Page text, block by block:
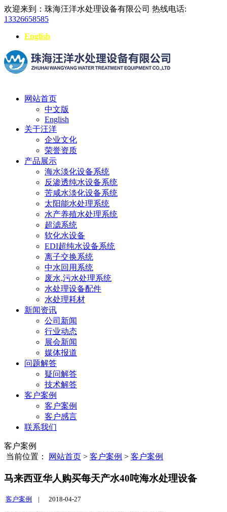
欢迎来到：珠海汪洋水处理设备有限公司 热线电话:
13326658585
English
网站首页
中文版
English
关于汪洋
企业文化
荣誉资质
产品展示
海水淡化设备系统
反渗透纯水设备系统
苦咸水淡化设备系统
太阳能水处理系统
水产养殖水处理系统
超滤系统
软化水设备
EDI超纯水设备系统
离子交换系统
中水回用系统
废水,污水处理系统
水处理设备配件
水处理耗材
新闻资讯
公司新闻
行业动态
展会新闻
媒体报道
问题解答
疑问解答
技术解答
客户案例
客户案例
客户感言
联系我们
客户案例
当前位置：
网站首页 > 客户案例 > 客户案例
马来西亚华人购买每天产水40吨海水处理设备
客户案例 | 2018-04-27